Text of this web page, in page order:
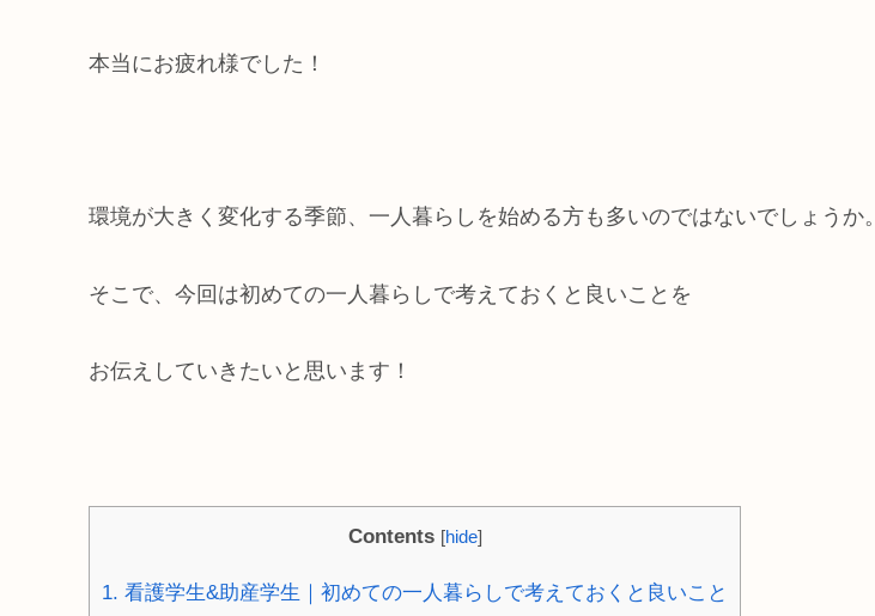
本当にお疲れ様でした！
環境が大きく変化する季節、一人暮らしを始める方も多いのではないでしょうか。
そこで、今回は初めての一人暮らしで考えておくと良いことを
お伝えしていきたいと思います！
Contents [hide]
1. 看護学生&助産学生｜初めての一人暮らしで考えておくと良いこと